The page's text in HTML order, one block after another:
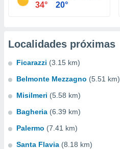
34° 20°
Localidades próximas
Ficarazzi (3.15 km)
Belmonte Mezzagno (5.51 km)
Misilmeri (5.58 km)
Bagheria (6.39 km)
Palermo (7.41 km)
Santa Flavia (8.18 km)